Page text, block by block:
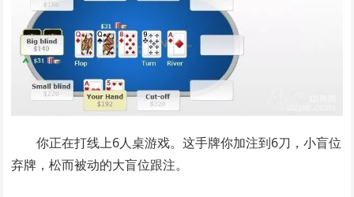
你正在打线上6人桌游戏。这手牌你加注到6刀，小盲位
弃牌，松而被动的大盲位跟注。